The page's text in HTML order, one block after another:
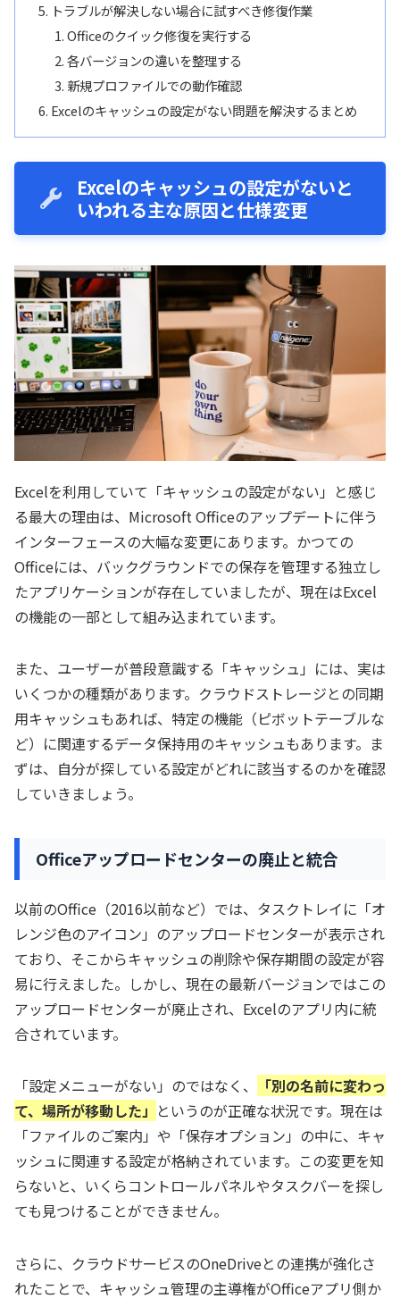
トラブルが解決しない場合に試すべき修復作業
Officeのクイック修復を実行する
各バージョンの違いを整理する
新規プロファイルでの動作確認
Excelのキャッシュの設定がない問題を解決するまとめ
Excelのキャッシュの設定がないと
いわれる主な原因と仕様変更
Excelを利用していて「キャッシュの設定がない」と感じ
る最大の理由は、Microsoft Officeのアップデートに伴う
インターフェースの大幅な変更にあります。かつての
Officeには、バックグラウンドでの保存を管理する独立し
たアプリケーションが存在していましたが、現在はExcel
の機能の一部として組み込まれています。
また、ユーザーが普段意識する「キャッシュ」には、実は
いくつかの種類があります。クラウドストレージとの同期
用キャッシュもあれば、特定の機能（ピボットテーブルな
ど）に関連するデータ保持用のキャッシュもあります。ま
ずは、自分が探している設定がどれに該当するのかを確認
していきましょう。
Officeアップロードセンターの廃止と統合
以前のOffice（2016以前など）では、タスクトレイに「オ
レンジ色のアイコン」のアップロードセンターが表示され
ており、そこからキャッシュの削除や保存期間の設定が容
易に行えました。しかし、現在の最新バージョンではこの
アップロードセンターが廃止され、Excelのアプリ内に統
合されています。
「設定メニューがない」のではなく、
「別の名前に変わっ
て、場所が移動した」 というのが正確な状況です。現在は
「ファイルのご案内」や「保存オプション」の中に、キャ
ッシュに関連する設定が格納されています。この変更を知
らないと、いくらコントロールパネルやタスクバーを探し
ても見つけることができません。
さらに、クラウドサービスのOneDriveとの連携が強化さ
れたことで、キャッシュ管理の主導権がOfficeアプリ側か